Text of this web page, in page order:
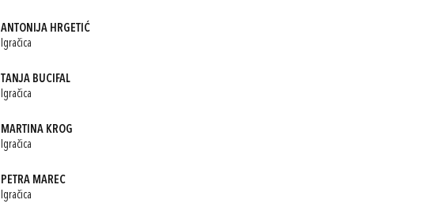
ANTONIJA HRGETIĆ
Igračica
TANJA BUCIFAL
Igračica
MARTINA KROG
Igračica
PETRA MAREC
Igračica